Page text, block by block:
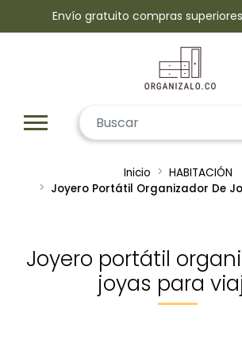
Envío gratuito compras superiores
Inicio
HABITACIÓN
Joyero Portátil Organizador De
Joyero portátil
joyas para